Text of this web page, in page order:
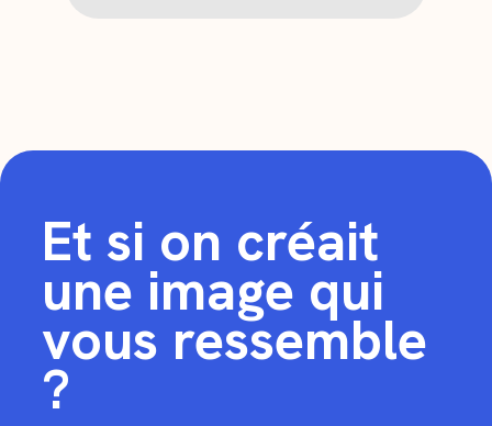
Et si on créait
une image qui
vous ressemble
?